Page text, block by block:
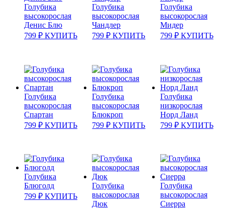
Голубика
высокорослая
Денис Блю
799 ₽ КУПИТЬ
Голубика
высокорослая
Чандлер
799₽ КУПИТЬ
Голубика
высокорослая
Мидер
799 ₽ КУПИТЬ
Голубика
высокорослая
Спартан
799 ₽ КУПИТЬ
Голубика
высокорослая
Блюкроп
799₽ КУПИТЬ
Голубика
низкорослая
Норд Ланд
799 ₽ КУПИТЬ
Голубика
Блюголд
799 ₽ КУПИТЬ
Голубика
высокорослая
Дюк
Голубика
высокорослая
Сиерра